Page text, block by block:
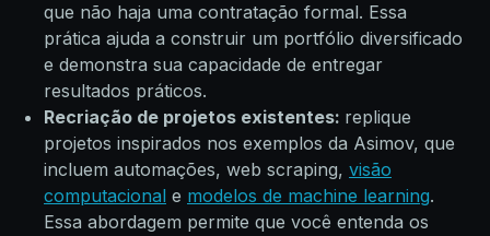
que não haja uma contratação formal. Essa
prática ajuda a construir um portfólio diversificado
e demonstra sua capacidade de entregar
resultados práticos.
Recriação de projetos existentes: replique
projetos inspirados nos exemplos da Asimov, que
incluem automações, web scraping, visão
computacional e modelos de machine learning.
Essa abordagem permite que você entenda os